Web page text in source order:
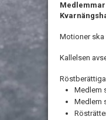
Medlemmar
Motioner ska
Kallelsen
Medlem
Medlem